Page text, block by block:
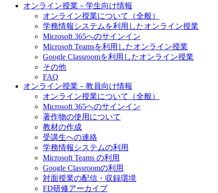
オンライン授業－学生向け情報
オンライン授業について（全般）
学務情報システムを利用したオンライン授業
Microsoft 365へのサインイン
Microsoft Teamsを利用したオンライン授業
Google Classroomを利用したオンライン授業
その他
FAQ
オンライン授業－教員向け情報
オンライン授業について（全般）
Microsoft 365へのサインイン
著作物の使用について
教材の作成
受講生への連絡
学務情報システムの利用
Microsoft Teams の利用
Google Classroomの利用
対面授業の配信・収録環境
FD研修アーカイブ